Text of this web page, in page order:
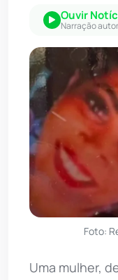
Ouvir
Narração
Foto:
Uma mulher,